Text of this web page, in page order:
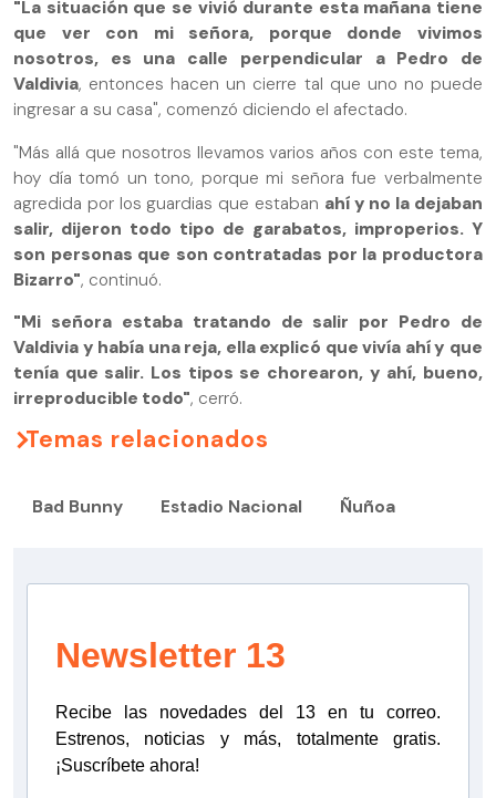
"La situación que se vivió durante esta mañana tiene
que ver con mi señora, porque donde vivimos
nosotros, es una calle perpendicular a Pedro de
Valdivia, entonces hacen un cierre tal que uno no puede
ingresar a su casa", comenzó diciendo el afectado.
"Más allá que nosotros llevamos varios años con este tema,
hoy día tomó un tono, porque mi señora fue verbalmente
agredida por los guardias que estaban ahí y no la dejaban
salir, dijeron todo tipo de garabatos, improperios. Y
son personas que son contratadas por la productora
Bizarro", continuó.
"Mi señora estaba tratando de salir por Pedro de
Valdivia y había una reja, ella explicó que vivía ahí y que
tenía que salir. Los tipos se chorearon, y ahí, bueno,
irreproducible todo", cerró.
Temas relacionados
Bad Bunny Estadio Nacional Ñuñoa
Newsletter 13
Recibe las novedades del 13 en tu correo.
Estrenos, noticias y más, totalmente gratis.
¡Suscríbete ahora!